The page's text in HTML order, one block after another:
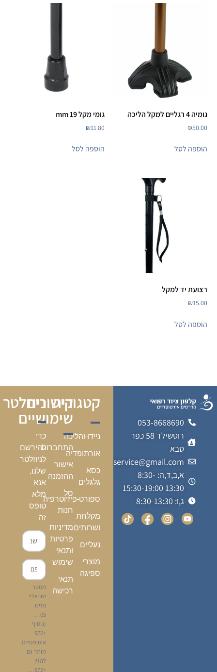
גומיה 4 רגליים למקל הליכה
₪50.00
הוספה לסל
גומי מקל 19 mm
₪11.80
הוספה לסל
רצועת יד למקל
₪15.00
הוספה לסל
053-8668690
רוטשילד 58 כפר
סבא
kalfonmedicalservice@gmail.com
א,ב,ד,ה: 8:30-
13:30 15:30-19:00
ג,ו: 8:30-13:30
קטגוריה
ניידו-והליכה
אורתופדיה
כסא
גלגלים
ספורט-פיזיוטרפיה
מקלחת
ושרותים
נעליים
מוצרי
ספיגה
קישורים
שימושיים
התחברות
אישור
ההזמנה
סל
חנות
מדיניות
פרטיות
ותנאי
שימוש
תנאי
רכישה
ניוזלטר
כדי
להירשם
לניוזלטר
שלנו,
אנא
מלא
טופס
זה
מספר
ישראלי:
הזינו
05…
(נוסיף
+972
אוטומטית).
מותר גם
להזין
+972…